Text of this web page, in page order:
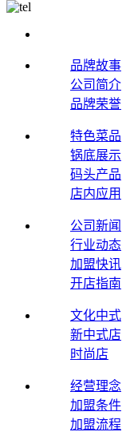
品牌故事
公司简介
品牌荣誉
特色菜品
锅底展示
码头产品
店内应用
公司新闻
行业动态
加盟快讯
开店指南
文化中式
新中式店
时尚店
经营理念
加盟条件
加盟流程